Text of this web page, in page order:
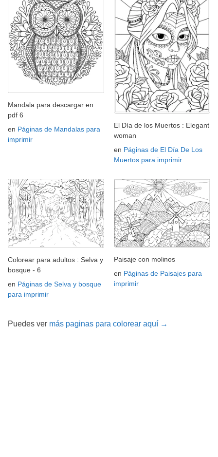
Mandala para descargar en
pdf 6
en Páginas de Mandalas para
imprimir
El Día de los Muertos : Elegant
woman
en Páginas de El Día De Los
Muertos para imprimir
Colorear para adultos : Selva y
bosque - 6
en Páginas de Selva y bosque
para imprimir
Paisaje con molinos
en Páginas de Paisajes para
imprimir
Puedes ver más paginas para colorear aquí →